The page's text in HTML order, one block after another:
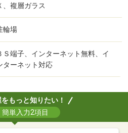
、複層ガラス
輪場
Ｓ端子、インターネット無料、イ
ターネット対応
もっと知りたい！
単入力2項目